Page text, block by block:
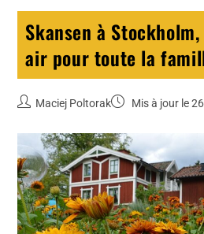
Skansen à
air pour toute la
Maciej Poltorak Mis à jour le